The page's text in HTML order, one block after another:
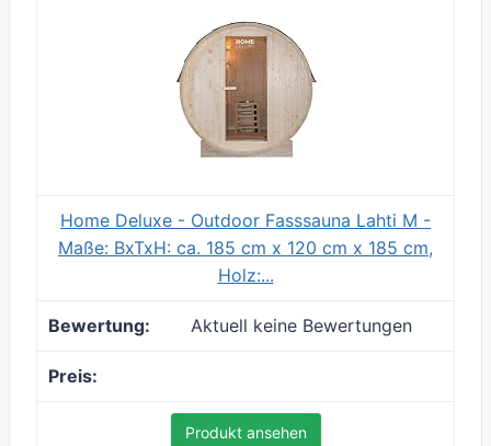
Home Deluxe - Outdoor Fasssauna Lahti M -
Maße: BxTxH: ca. 185 cm x 120 cm x 185 cm,
Holz:...
Aktuell keine Bewertungen
Produkt ansehen